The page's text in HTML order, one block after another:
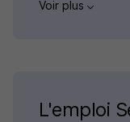
Voir plus
L'emploi